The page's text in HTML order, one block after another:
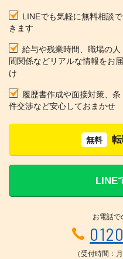
LINEでも気軽に無料相談で
きます
給与や残業時間、職場の人
間関係などリアルな情報をお届
け
履歴書作成や面接対策、条
件交渉など安心しておまかせ
無料
LINE
お電話で
（受付時間：